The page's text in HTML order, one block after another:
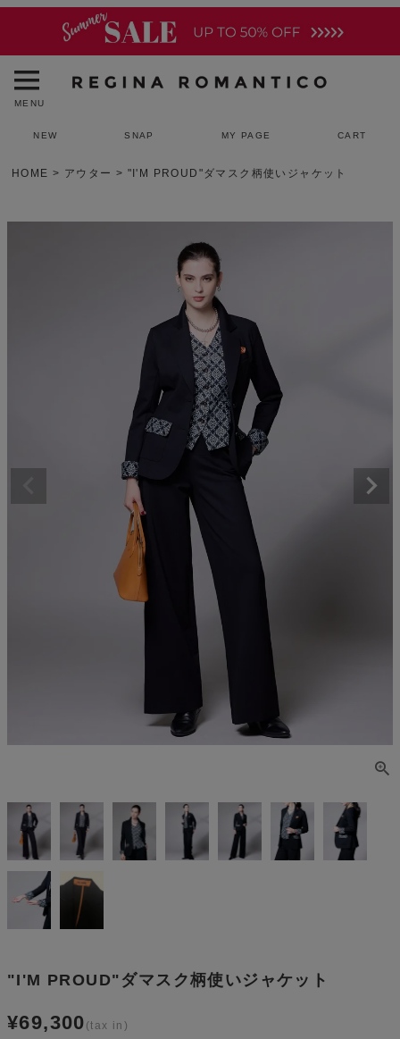
MENU
NEW SNAP MY PAGE CART
HOME アウター "I'M PROUD"ダマスク柄使いジャケット
"I'M PROUD"ダマスク柄使いジャケット
¥69,300